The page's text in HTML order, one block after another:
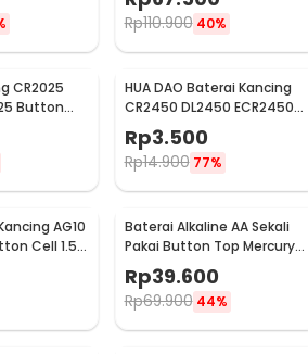
HR6
Rp110.900 40%
CR2025
Button
PCS
HUA DAO Baterai Kancing
CR2450 DL2450 ECR2450
3V Lithium 1 PCS
Rp3.500
Rp14.900 77%
AG10
Cell 1.5V
Baterai Alkaline AA Sekali
Pakai Button Top Mercury-
Free 1.5V 10 PCS - Zi5
Rp39.600
Rp69.900 44%